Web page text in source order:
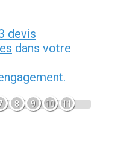
devis
dans votre
8 9 10 11